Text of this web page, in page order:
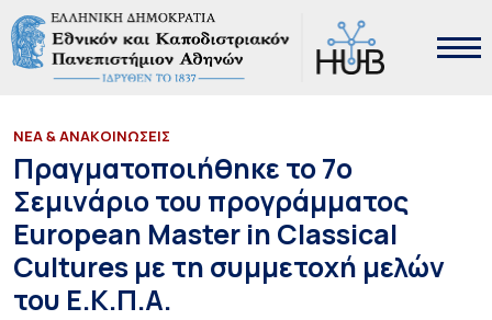
ΝΕΑ & ΑΝΑΚΟΙΝΩΣΕΙΣ
Πραγματοποιήθηκε το 7ο
Σεμινάριο του προγράμματος
European Master in Classical
Cultures με τη συμμετοχή μελών
του Ε.Κ.Π.Α.